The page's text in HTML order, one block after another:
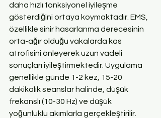
daha hızlı fonksiyonel iyileşme
gösterdiğini ortaya koymaktadır. EMS,
özellikle sinir hasarlanma derecesinin
orta-ağır olduğu vakalarda kas
atrofisini önleyerek uzun vadeli
sonuçları iyileştirmektedir. Uygulama
genellikle günde 1-2 kez, 15-20
dakikalık seanslar halinde, düşük
frekanslı (10-30 Hz) ve düşük
yoğunluklu akımlarla gerçekleştirilir.